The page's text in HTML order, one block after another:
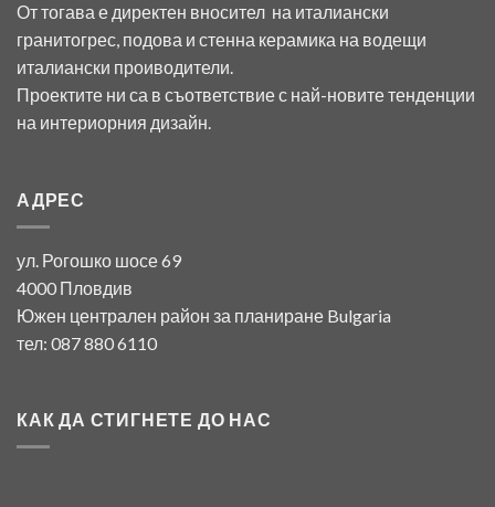
От тогава е директен вносител на италиански
гранитогрес, подова и стенна керамика на водещи
италиански проиводители.
Проектите ни са в съответствие с най-новите тенденции
на интериорния дизайн.
АДРЕС
ул. Рогошко шосе 69
4000 Пловдив
Южен централен район за планиране Bulgaria
тел: 087 880 6110
КАК ДА СТИГНЕТЕ ДО НАС